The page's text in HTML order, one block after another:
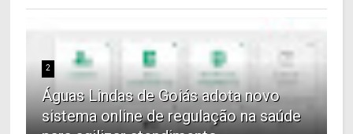
2
Águas Lindas de Goiás adota novo
sistema online de regulação na saúde